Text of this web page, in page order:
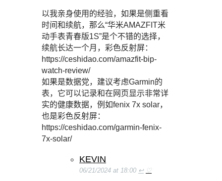
以我亲身使用的经验，如果是侧重看
时间和续航，那么“华米AMAZFIT米
动手表青春版1S”是个不错的选择，
续航长达一个月，彩色反射屏：
https://ceshidao.com/amazfit-bip-
watch-review/
如果是数据党，建议考虑Garmin的
表，它可以记录和在网页显示非常详
实的健康数据，例如fenix 7x solar，
也是彩色反射屏：
https://ceshidao.com/garmin-fenix-
7x-solar/
KEVIN
06/21/2024 at 18:00 ↩ ♡